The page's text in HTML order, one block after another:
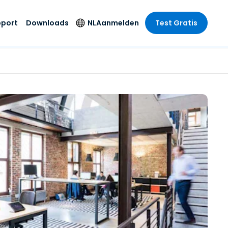
en
On-
Endpointdetectie en
-respons
Foxpass Wifi Access
& Control
Zero Trust Secure
Workspace
Shield (Anti-
oplichting)
Alle producten
Publieke
& Design
& Accounting
bedrijfstakken
Downloads NL
Deutsch
Español
Français
Italiano
Nederlands
Português
简体中文
繁體中文
Aanmelden Test Gratis